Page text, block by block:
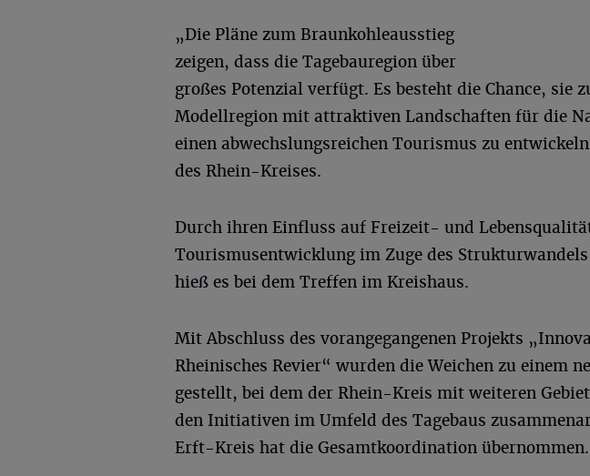
„Die Pläne zum Braunkohleausstieg
zeigen, dass die Tagebauregion über
großes Potenzial verfügt. Es besteht die Chance, sie
Modellregion mit attraktiven Landschaften für die
einen abwechslungsreichen Tourismus zu
des Rhein-Kreises.
Durch ihren Einfluss auf Freizeit- und
Tourismusentwicklung im Zuge des
hieß es bei dem Treffen im Kreishaus.
Mit Abschluss des vorangegangenen Projekts
Rheinisches Revier“ wurden die Weichen zu einem
gestellt, bei dem der Rhein-Kreis mit weiteren
den Initiativen im Umfeld des Tagebaus
Erft-Kreis hat die Gesamtkoordination übernommen.